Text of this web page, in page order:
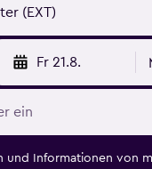
Fr 21.8.
und Informationen von